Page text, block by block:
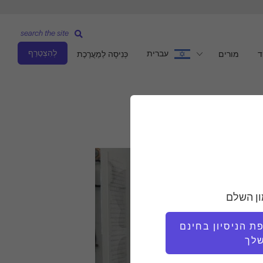
מורים עברית כְּנִיסָה לַמַעֲרֶכֶת לְהִצְטַרֵף
search the site
השלם
הניסיון בחינם
שלך